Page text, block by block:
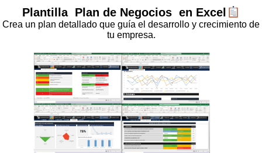
Plantilla Plan de Negocios en Excel
Crea un plan detallado que guía el desarrollo y crecimiento de
tu empresa.